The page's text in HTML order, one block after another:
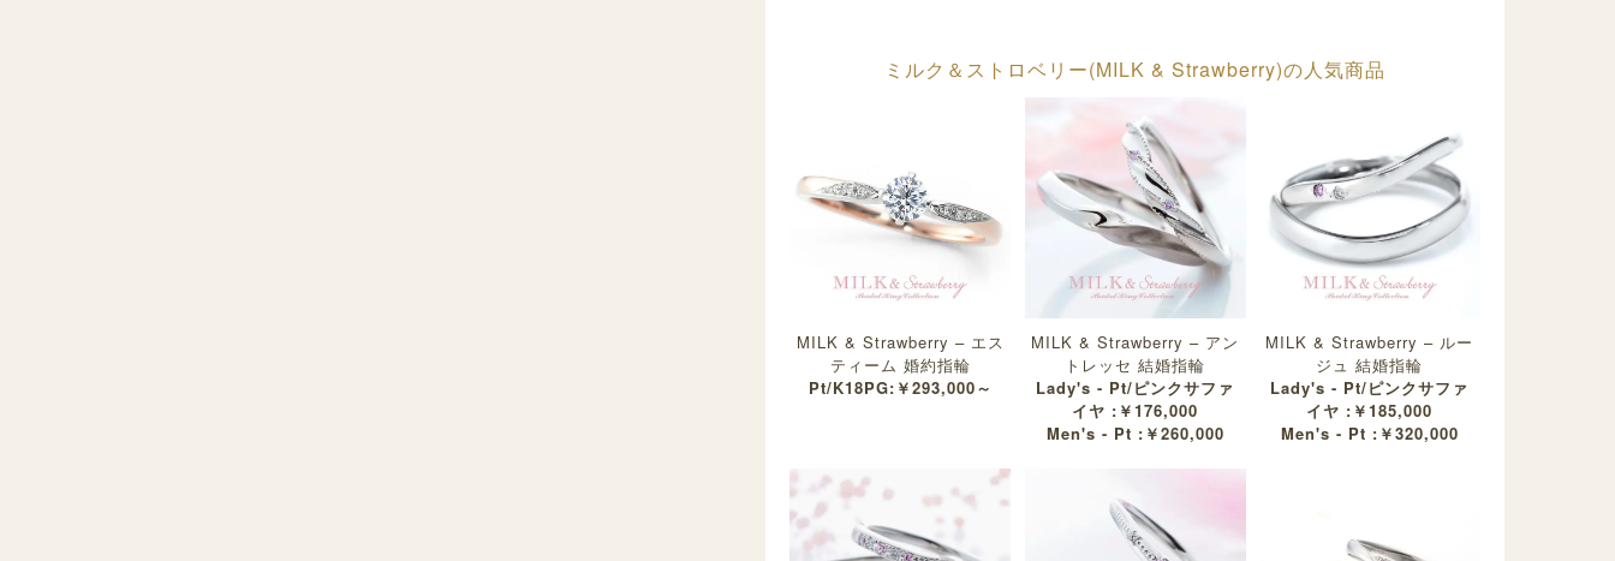
ミルク＆ストロベリー(MILK & Strawberry)の人気商品
MILK & Strawberry – エス
ティーム 婚約指輪
Pt/K18PG:￥293,000～
MILK & Strawberry – アン
トレッセ 結婚指輪
Lady's - Pt/ピンクサファ
イヤ :￥176,000
Men's - Pt :￥260,000
MILK & Strawberry – ルー
ジュ 結婚指輪
Lady's - Pt/ピンクサファ
イヤ :￥185,000
Men's - Pt :￥320,000